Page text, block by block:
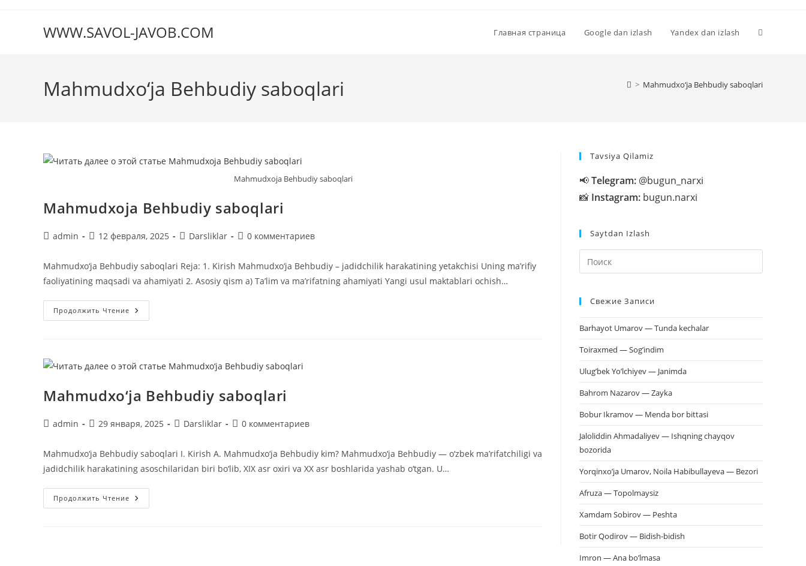
содержимомуWWW.SAVOL-JAVOB.COM Главная страница Google dan izlash Yandex dan izlash
Mahmudxo‘ja Behbudiy saboqlari > Mahmudxo‘ja Behbudiy saboqlari
Mahmudxoja Behbudiy saboqlari
Mahmudxoja Behbudiy saboqlari
Автор
admin
Запись
12 февраля, 2025
Рубрика
Darsliklar
Комментарии
записи:
0 комментариев
Mahmudxo‘ja Behbudiy saboqlari Reja: 1. Kirish Mahmudxo‘ja Behbudiy – jadidchilik harakatining yetakchisi Uning ma’rifiy
faoliyatining maqsadi va ahamiyati 2. Asosiy qism a) Ta’lim va ma’rifatning ahamiyati Yangi usul maktablari ochish…
Продолжить Чтение Mahmudxoja
Behbudiy
Mahmudxo‘ja Behbudiy saboqlari
Автор
admin
Запись
29 января, 2025
Рубрика
Darsliklar
Комментарии
записи:
0 комментариев
Mahmudxo‘ja Behbudiy saboqlari I. Kirish A. Mahmudxo‘ja Behbudiy kim? Mahmudxo‘ja Behbudiy — o‘zbek ma’rifatchiligi va
jadidchilik harakatining asoschilaridan biri bo‘lib, XIX asr oxiri va XX asr boshlarida yashab o‘tgan. U…
Продолжить Чтение Mahmudxo‘ja
Behbudiy
Tavsiya Qilamiz
📢Telegram: @bugun_narxi
📸 Instagram: bugun.narxi
Saytdan Izlash
клавишу
Свежие Записи
Barhayot Umarov — Tunda kechalar
Toiraxmed — Sog’indim
Ulug’bek Yo’lchiyev — Janimda
Bahrom Nazarov — Zayka
Bobur Ikramov — Menda bor bittasi
Jaloliddin Ahmadaliyev — Ishqning chayqov
bozorida
Yorqinxo’ja Umarov, Noila Habibullayeva — Bezori
Afruza — Topolmaysiz
Xamdam Sobirov — Peshta
Botir Qodirov — Bidish-bidish
Imron — Ana bo’lmasa